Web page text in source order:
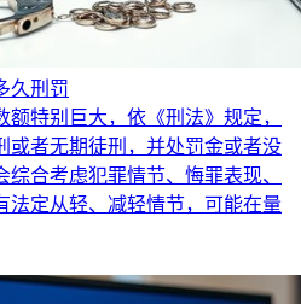
久刑罚
特别巨大，依《刑法》规定，
或者无期徒刑，并处罚金或者没
合考虑犯罪情节、悔罪表现、
法定从轻、减轻情节，可能在量